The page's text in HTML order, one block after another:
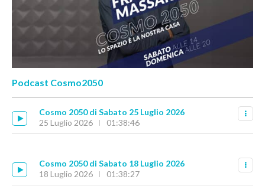
Podcast Cosmo2050
Cosmo 2050 di Sabato 25 Luglio 2026
25 Luglio 2026
01:38:46
Cosmo 2050 di Sabato 18 Luglio 2026
18 Luglio 2026
01:38:27